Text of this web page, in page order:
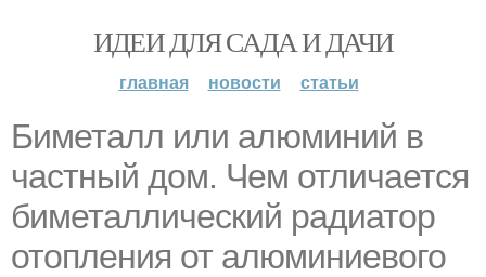
ИДЕИ ДЛЯ САДА И ДАЧИ
главная новости статьи
Биметалл или алюминий в
частный дом. Чем отличается
биметаллический радиатор
отопления от алюминиевого